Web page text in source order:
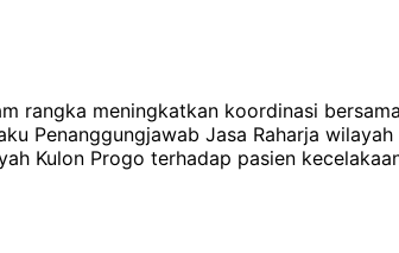
rangka meningkatkan koordinasi
Penanggungjawab Jasa Raharja
Kulon Progo terhadap pasien